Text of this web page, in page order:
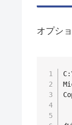
オプシ